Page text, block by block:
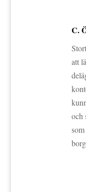
C.
att
och